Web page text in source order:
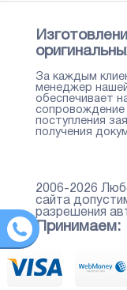
За каждым
менеджер
обеспечивает
сопровождение
поступления
получения
2006-2026
сайта
разрешения
Принимаем: